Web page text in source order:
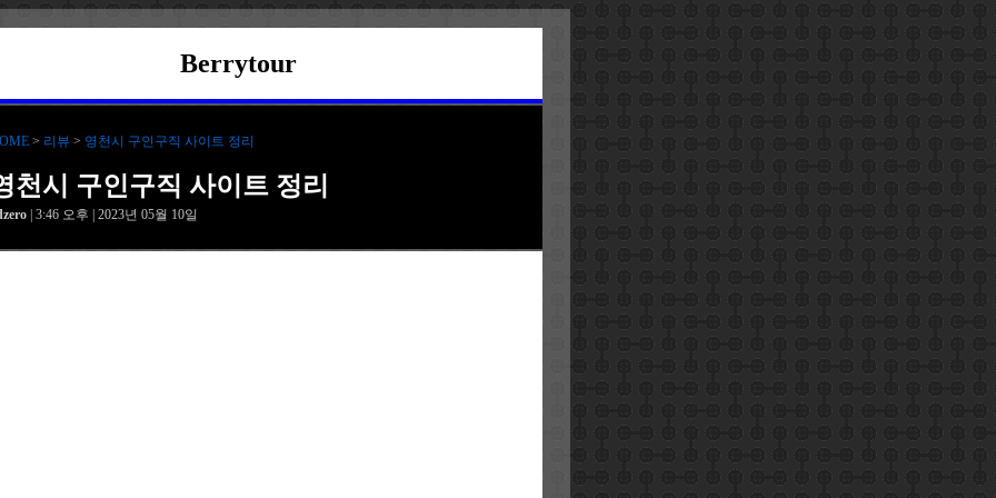
Berrytour
> 리뷰 > 영천시 구인구직 사이트 정리
천시 구인구직 사이트 정리
| 3:46 오후 | 2023년 05월 10일